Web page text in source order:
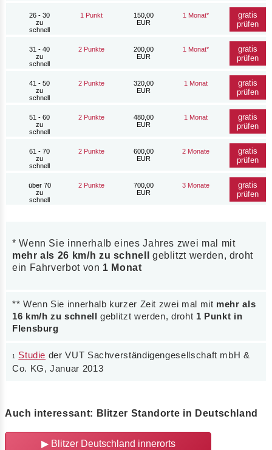
26 - 30
zu
schnell
1 Punkt
150,00
EUR
1 Monat*
gratis
prüfen
31 - 40
zu
schnell
2 Punkte
200,00
EUR
1 Monat*
gratis
prüfen
41 - 50
zu
schnell
2 Punkte
320,00
EUR
1 Monat
gratis
prüfen
51 - 60
zu
schnell
2 Punkte
480,00
EUR
1 Monat
gratis
prüfen
61 - 70
zu
schnell
2 Punkte
600,00
EUR
2 Monate
gratis
prüfen
über 70
zu
schnell
2 Punkte
700,00
EUR
3 Monate
gratis
prüfen
* Wenn Sie innerhalb eines Jahres zwei mal mit
mehr als 26 km/h zu schnell
geblitzt werden, droht
ein Fahrverbot von 1 Monat
** Wenn Sie innerhalb kurzer Zeit zwei mal mit mehr als
16 km/h zu schnell geblitzt werden, droht 1 Punkt in
Flensburg
1 Studie der VUT Sachverständigengesellschaft mbH &
Co. KG, Januar 2013
Auch interessant: Blitzer Standorte in Deutschland
▶ Blitzer Deutschland innerorts